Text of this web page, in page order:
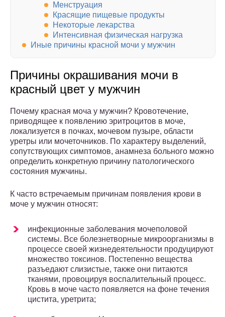
Менструация
Красящие пищевые продукты
Некоторые лекарства
Интенсивная физическая нагрузка
Иные причины красной мочи у мужчин
Причины окрашивания мочи в
красный цвет у мужчин
Почему красная моча у мужчин? Кровотечение,
приводящее к появлению эритроцитов в моче,
локализуется в почках, мочевом пузыре, области
уретры или мочеточников. По характеру выделений,
сопутствующих симптомов, анамнеза больного можно
определить конкретную причину патологического
состояния мужчины.
К часто встречаемым причинам появления крови в
моче у мужчин относят:
инфекционные заболевания мочеполовой
системы. Все болезнетворные микроорганизмы в
процессе своей жизнедеятельности продуцируют
множество токсинов. Постепенно вещества
разъедают слизистые, также они питаются
тканями, провоцируя воспалительный процесс.
Кровь в моче часто появляется на фоне течения
цистита, уретрита;